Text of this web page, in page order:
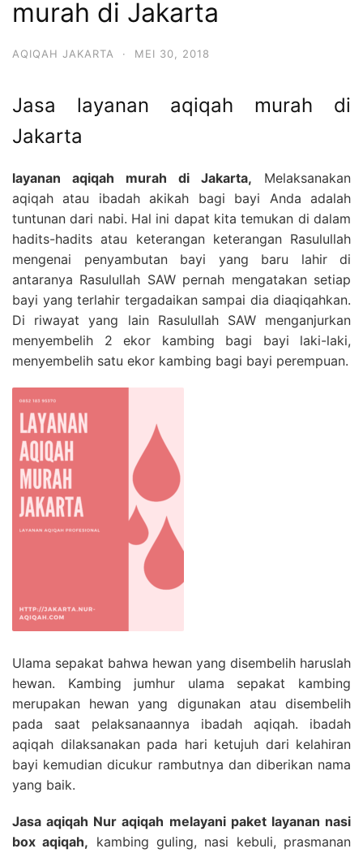
6713
murah di Jakarta
AQIQAH JAKARTA · MEI 30, 2018
Jasa layanan aqiqah murah di
Jakarta
layanan aqiqah murah di Jakarta, Melaksanakan
aqiqah atau ibadah akikah bagi bayi Anda adalah
tuntunan dari nabi. Hal ini dapat kita temukan di dalam
hadits-hadits atau keterangan keterangan Rasulullah
mengenai penyambutan bayi yang baru lahir di
antaranya Rasulullah SAW pernah mengatakan setiap
bayi yang terlahir tergadaikan sampai dia diaqiqahkan.
Di riwayat yang lain Rasulullah SAW menganjurkan
menyembelih 2 ekor kambing bagi bayi laki-laki,
menyembelih satu ekor kambing bagi bayi perempuan.
Ulama sepakat bahwa hewan yang disembelih haruslah
hewan. Kambing jumhur ulama sepakat kambing
merupakan hewan yang digunakan atau disembelih
pada saat pelaksanaannya ibadah aqiqah. ibadah
aqiqah dilaksanakan pada hari ketujuh dari kelahiran
bayi kemudian dicukur rambutnya dan diberikan nama
yang baik.
Jasa aqiqah Nur aqiqah melayani paket layanan nasi
box aqiqah, kambing guling, nasi kebuli, prasmanan